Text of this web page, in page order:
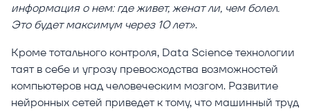
информация о нем: где живет, женат ли, чем болел.
Это будет максимум через 10 лет».
Кроме тотального контроля, Data Science технологии
таят в себе и угрозу превосходства возможностей
компьютеров над человеческим мозгом. Развитие
нейронных сетей приведет к тому, что машинный труд